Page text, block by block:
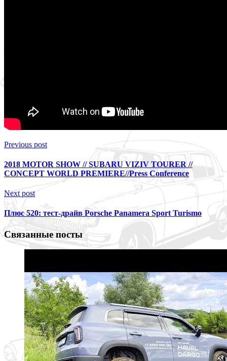
Previous post
2018 MOTOR SHOW // SUBARU VIZIV TOURER //
CONCEPT WORLD PREMIERE//Press Conference
Next post
Плюс 520: тест-драйв Porsche Panamera Sport Turismo
Связанные посты